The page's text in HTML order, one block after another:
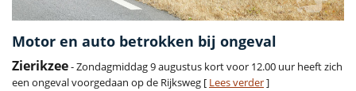
Motor en auto betrokken bij ongeval
Zierikzee- Zondagmiddag 9 augustus kort voor 12.00 uur heeft zich
een ongeval voorgedaan op de Rijksweg [ Lees verder]